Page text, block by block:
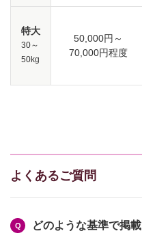
特大
30～
50kg
50,000円～
70,000円程度
よくあるご質問
どのような基準で掲